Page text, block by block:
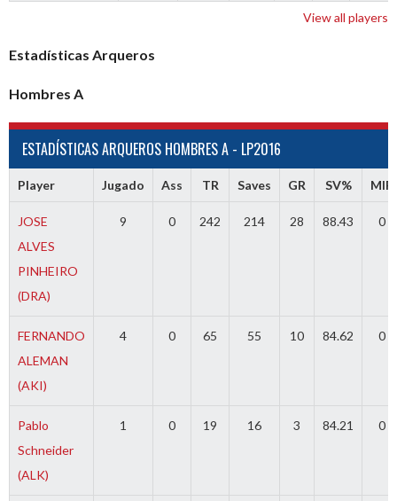
View all players
Estadísticas Arqueros
Hombres A
ESTADÍSTICAS ARQUEROS HOMBRES A - LP2016
Player Jugado Ass TR Saves GR SV% MIP
JOSE
ALVES
PINHEIRO
(DRA)
9 0 242 214 28 88.43 0
FERNANDO
ALEMAN
(AKI)
4 0 65 55 10 84.62 0
Pablo
Schneider
(ALK)
1 0 19 16 3 84.21 0